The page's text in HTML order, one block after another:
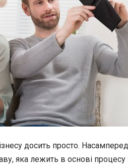
досить просто.
яка лежить в основі